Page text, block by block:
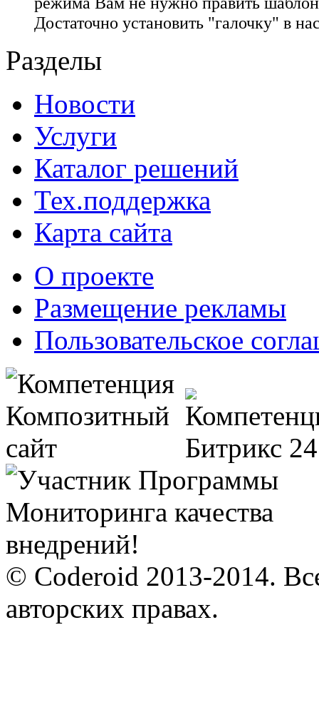
Достаточно установить "галочку" в
Разделы
Новости
Услуги
Каталог решений
Тех.поддержка
Карта сайта
О проекте
Размещение рекламы
Пользовательское
© Coderoid 2013-2014.
авторских правах.